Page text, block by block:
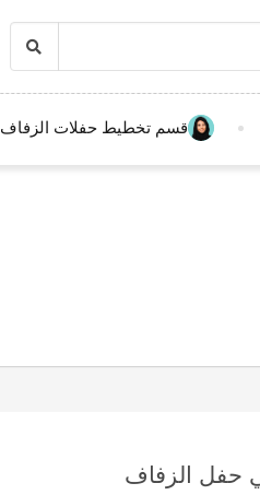
قسم تخطيط حفلات الزفاف
حفل الزفاف